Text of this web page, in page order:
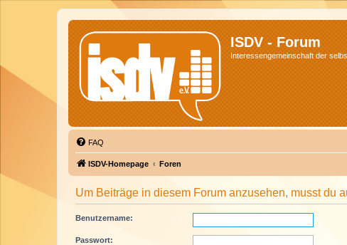
ISDV - Forum
Interessengemeinschaft der
FAQ
ISDV-Homepage Foren
Um Beiträge in diesem Forum anzusehen, musst du
Benutzername:
Passwort: